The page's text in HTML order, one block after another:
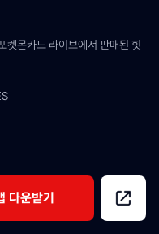
몬카드 라이브에서 판매된 힛
다운받기